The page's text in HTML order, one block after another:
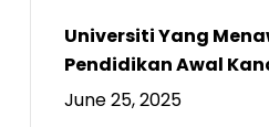
Universiti Yang
Pendidikan Awal
June 25, 2025